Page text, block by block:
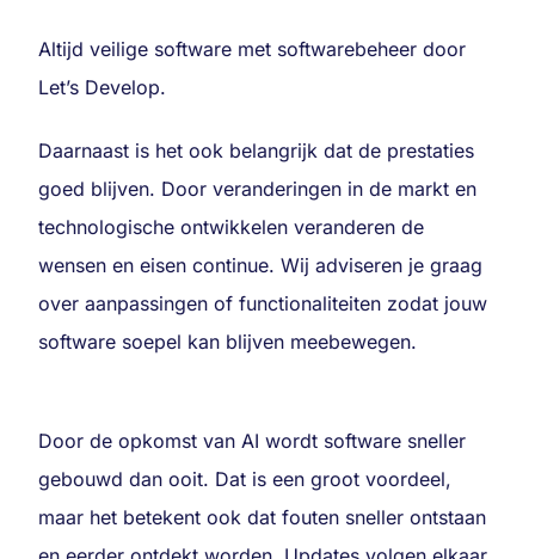
Altijd veilige software met softwarebeheer door
Let’s Develop.
Daarnaast is het ook belangrijk dat de prestaties
goed blijven. Door veranderingen in de markt en
technologische ontwikkelen veranderen de
wensen en eisen continue. Wij adviseren je graag
over aanpassingen of functionaliteiten zodat jouw
software soepel kan blijven meebewegen.
Door de opkomst van AI wordt software sneller
gebouwd dan ooit. Dat is een groot voordeel,
maar het betekent ook dat fouten sneller ontstaan